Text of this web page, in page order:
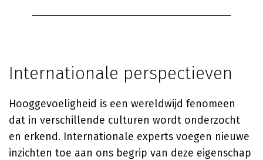
Internationale perspectieven
Hooggevoeligheid is een wereldwijd fenomeen
dat in verschillende culturen wordt onderzocht
en erkend. Internationale experts voegen nieuwe
inzichten toe aan ons begrip van deze eigenschap